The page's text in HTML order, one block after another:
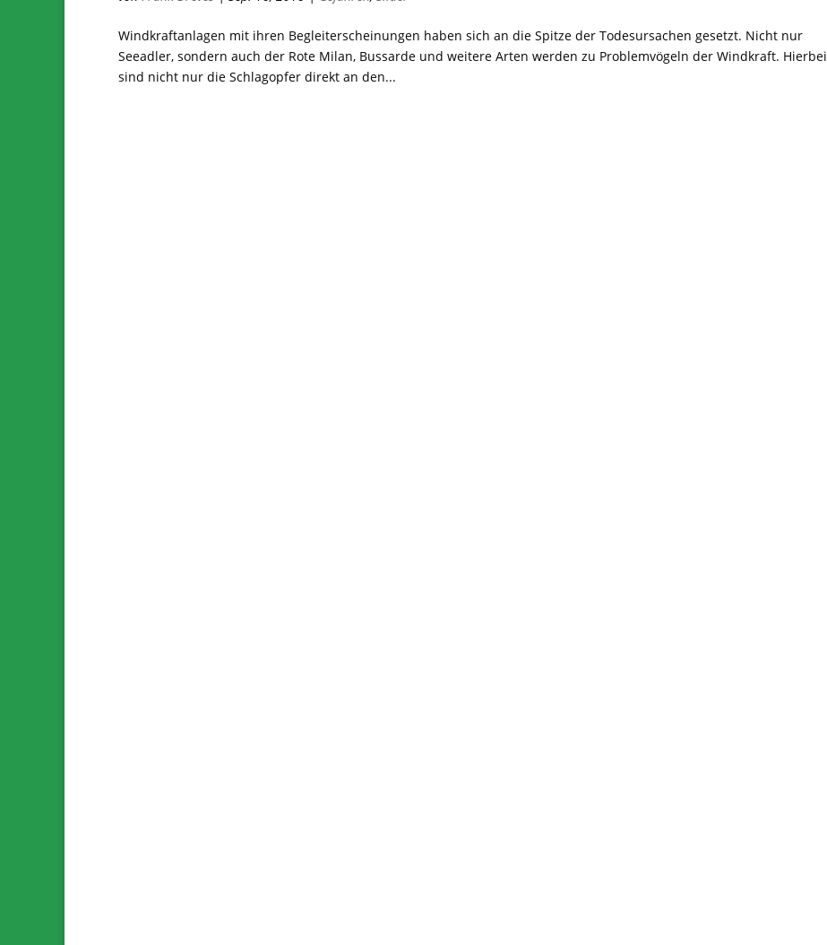
Windkraftanlagen mit ihren Begleiterscheinungen haben sich an die Spitze der Todesursachen gesetzt. Nicht nur
Seeadler, sondern auch der Rote Milan, Bussarde und weitere Arten werden zu Problemvögeln der Windkraft. Hierbei
sind nicht nur die Schlagopfer direkt an den...